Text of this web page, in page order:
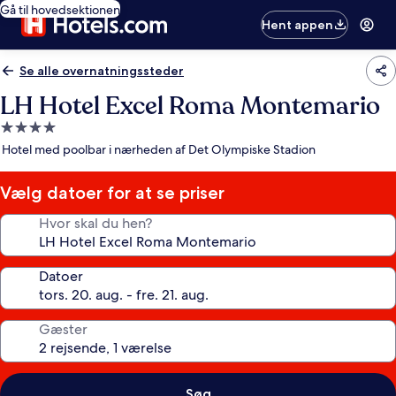
Gå til hovedsektionen
Hent appen
Se alle overnatningssteder
LH Hotel Excel Roma Montemario
4.0-
stjernet
Hotel med poolbar i nærheden af Det Olympiske Stadion
Vælg datoer for at se priser
Hvor skal du hen?
Datoer
Gæster